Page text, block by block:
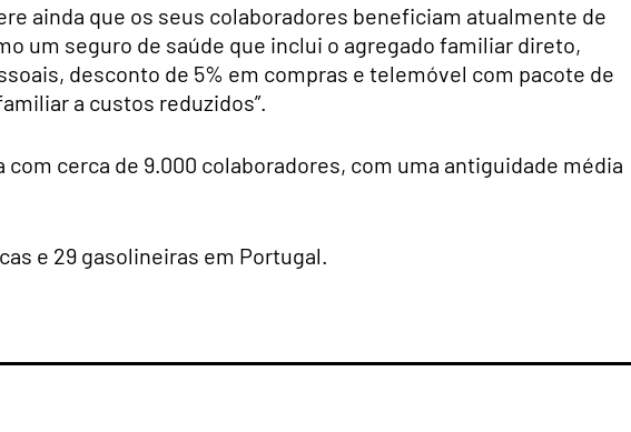
ainda que os seus colaboradores beneficiam atualmente de
um seguro de saúde que inclui o agregado familiar direto,
desconto de 5% em compras e telemóvel com pacote de
a custos reduzidos”.
com cerca de 9.000 colaboradores, com uma antiguidade média
e 29 gasolineiras em Portugal.